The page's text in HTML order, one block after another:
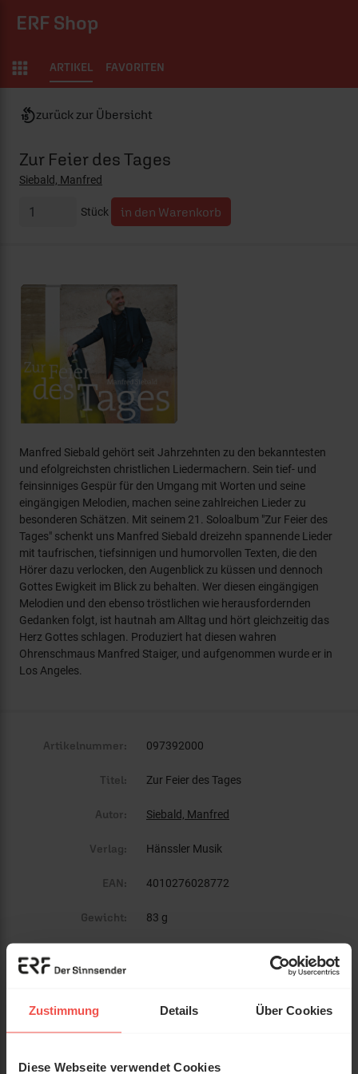
Zustimmung Details Über Cookies
Diese Webseite verwendet Cookies
ERF Shop
ARTIKEL FAVORITEN
zurück zur Übersicht
Stück
Zur Feier des Tages
Siebald, Manfred
Manfred Siebald gehört seit Jahrzehnten zu den bekanntesten
und efolgreichsten christlichen Liedermachern. Sein tief- und
feinsinniges Gespür für den Umgang mit Worten und seine
eingängigen Melodien, machen seine zahlreichen Lieder zu
besonderen Schätzen. Mit seinem 21. Soloalbum "Zur Feier des
Tages" schenkt uns Manfred Siebald dreizehn spannende Lieder
mit taufrischen, tiefsinnigen und humorvollen Texten, die den
Hörer dazu verlocken, den Augenblick zu küssen und dennoch
Gottes Ewigkeit im Blick zu behalten. Wer diesen eingängigen
Melodien und den ebenso tröstlichen wie herausfordernden
Gedanken folgt, ist hautnah am Alltag und hört gleichzeitig das
Herz Gottes schlagen. Produziert hat diesen wahren
Ohrenschmaus Manfred Staiger, und aufgenommen wurde er in
Los Angeles.
Artikelnummer: 097392000
Titel: Zur Feier des Tages
Autor: Siebald, Manfred
Verlag: Hänssler Musik
EAN: 4010276028772
Gewicht: 83 g
Einband: